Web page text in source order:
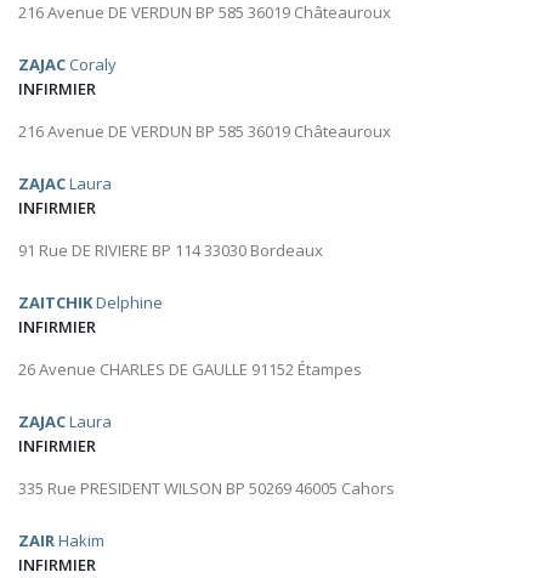
216 Avenue DE VERDUN BP 585 36019 Châteauroux
ZAJAC Coraly
INFIRMIER
216 Avenue DE VERDUN BP 585 36019 Châteauroux
ZAJACLaura
INFIRMIER
91 Rue DE RIVIERE BP 114 33030 Bordeaux
ZAITCHIKDelphine
INFIRMIER
26 Avenue CHARLES DE GAULLE 91152 Étampes
ZAJACLaura
INFIRMIER
335 Rue PRESIDENT WILSON BP 50269 46005 Cahors
ZAIRHakim
INFIRMIER